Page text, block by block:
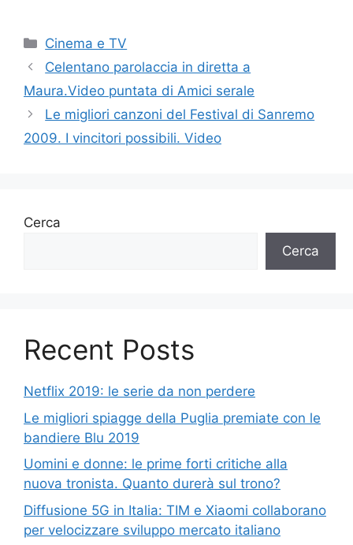
Categorie
Cinema e TV
Celentano parolaccia in diretta a
Maura.Video puntata di Amici serale
Le migliori canzoni del Festival di Sanremo
2009. I vincitori possibili. Video
Cerca
Cerca
Recent Posts
Netflix 2019: le serie da non perdere
Le migliori spiagge della Puglia premiate con le
bandiere Blu 2019
Uomini e donne: le prime forti critiche alla
nuova tronista. Quanto durerà sul trono?
Diffusione 5G in Italia: TIM e Xiaomi collaborano
per velocizzare sviluppo mercato italiano